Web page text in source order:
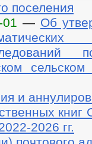
поселения
— Об
и
книг
2026 гг.